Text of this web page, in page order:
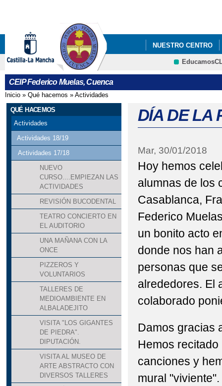
NUESTRO CENTRO
CEIP Federico Muelas, Cuenca
Se encuentra usted aquí
Inicio » Qué hacemos » Actividades
QUÉ HACEMOS
Actividades
Actividades 18/19
Actividades 17/18
NUEVO
CURSO....EMPIEZAN LAS
ACTIVIDADES
REVISIÓN BUCODENTAL
TEATRO CONCIERTO EN
EL AUDITORIO
UNA MAÑANA CON LA
ONCE
PIZZEROS Y
VOLUNTARIOS
TALLERES DE
MEDIOAMBIENTE EN
ALBALADEJITO
VISITA "LOS GIGANTES
DE PIEDRA".
DIPUTACIÓN.
VISITA AL MUSEO DE
ARTE ABSTRACTO CON
DIVERSOS TALLERES
DÍA DE LA
Mar, 30/01/2018
Hoy hemos
alumnas de los
Casablanca,
Federico
un bonito acto
donde nos han
personas que
alrededores. El
colaborado
Damos gracias
Hemos
canciones y
mural